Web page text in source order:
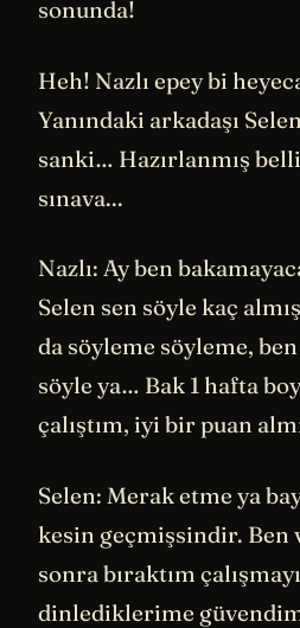
sonunda!
Heh! Nazlı epey bi
Yanındaki arkadaşı
sanki… Hazırlanmış belli.
sınava...
Nazlı: Ay ben
Selen sen söyle kaç
da söyleme söyleme,
söyle ya… Bak 1 hafta
çalıştım, iyi bir puan
Selen: Merak etme ya
kesin geçmişsindir. Ben
sonra bıraktım
dinlediklerime